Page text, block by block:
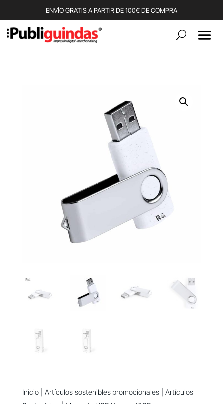
ENVÍO GRATIS A PARTIR DE 100€ DE COMPRA
Inicio| Artículos sostenibles promocionales| Artículos